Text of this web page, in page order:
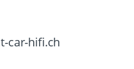
car-hifi.ch